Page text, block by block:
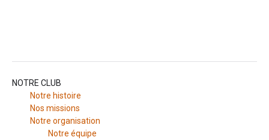
NOTRE CLUB
Notre histoire
Nos missions
Notre organisation
Notre équipe